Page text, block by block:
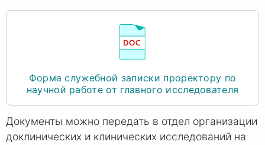
Форма служебной записки проректору по
научной работе от главного исследователя
Документы можно передать в отдел организации
доклинических и клинических исследований на